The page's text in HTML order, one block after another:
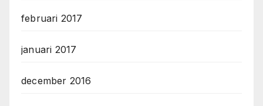
februari 2017
januari 2017
december 2016